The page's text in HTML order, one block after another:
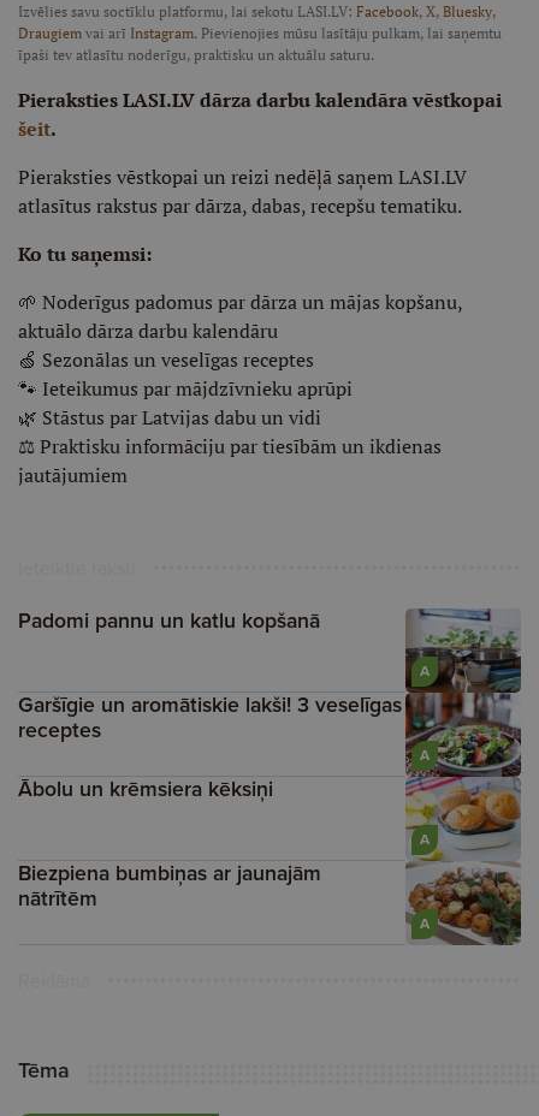
Izvēlies savu soctīklu platformu, lai sekotu LASI.LV: Facebook, X, Bluesky,
Draugiem vai arī Instagram. Pievienojies mūsu lasītāju pulkam, lai saņemtu
īpaši tev atlasītu noderīgu, praktisku un aktuālu saturu.
Pieraksties LASI.LV dārza darbu kalendāra vēstkopai
šeit.
Pieraksties vēstkopai un reizi nedēļā saņem LASI.LV
atlasītus rakstus par dārza, dabas, recepšu tematiku.
Ko tu saņemsi:
🌱 Noderīgus padomus par dārza un mājas kopšanu,
aktuālo dārza darbu kalendāru
🍏 Sezonālas un veselīgas receptes
🐾 Ieteikumus par mājdzīvnieku aprūpi
🌿 Stāstus par Latvijas dabu un vidi
⚖️ Praktisku informāciju par tiesībām un ikdienas
jautājumiem
A
Padomi pannu un katlu kopšanā
A
Garšīgie un aromātiskie lakši! 3 veselīgas
receptes
A
Ābolu un krēmsiera kēksiņi
A
Biezpiena bumbiņas ar jaunajām
nātrītēm
Tēma